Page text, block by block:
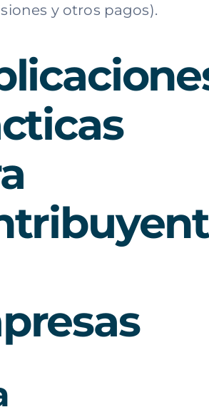
y otros pagos).